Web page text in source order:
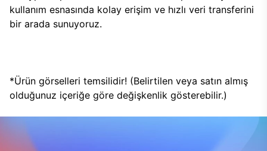
kullanım esnasında kolay erişim ve hızlı veri transferini
bir arada sunuyoruz.
*Ürün görselleri temsilidir! (Belirtilen veya satın almış
olduğunuz içeriğe göre değişkenlik gösterebilir.)